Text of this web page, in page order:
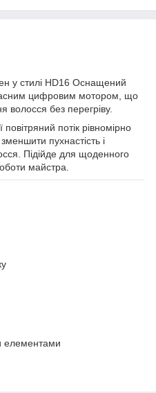
у стилі HD16 Оснащений
цифровим мотором, що
волосся без перегріву.
потік рівномірно
пухнастість і
Підійде для щоденного
майстра.
елементами